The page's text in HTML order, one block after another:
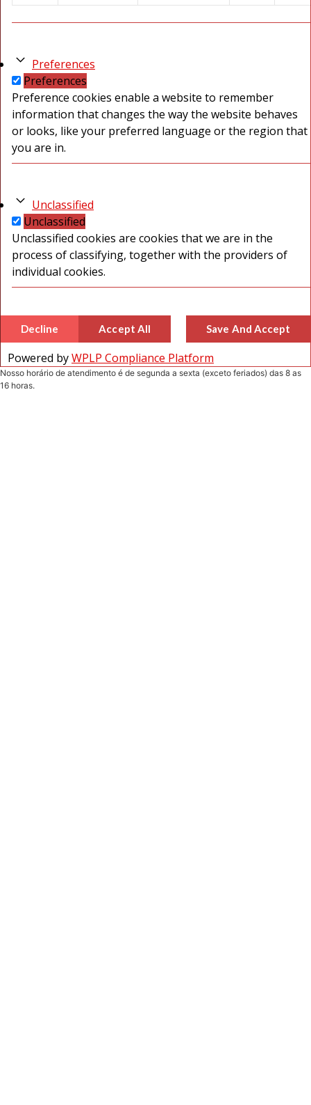
Preferences
Preferences
Preference cookies enable a website to remember
information that changes the way the website behaves
or looks, like your preferred language or the region that
you are in.
Unclassified
Unclassified
Unclassified cookies are cookies that we are in the
process of classifying, together with the providers of
individual cookies.
Decline Accept All Save And Accept
Powered byWPLP Compliance Platform
Nosso horário de atendimento é de segunda a sexta (exceto feriados) das 8 as
16 horas.